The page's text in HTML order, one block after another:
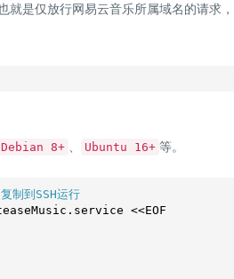
就是仅放行网易云音乐所属域名的请求，
Debian 8+ Ubuntu 16+ 等。
制到SSH运行
<<EOF